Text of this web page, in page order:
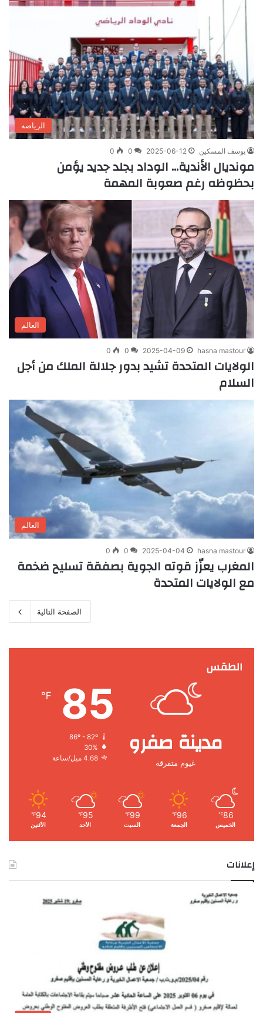
الرياضه
يوسف المسكين 2025-06-12
0
0
مونديال الأندية… الوداد بجلد جديد يؤمن
بحظوظه رغم صعوبة المهمة
العالم
hasna mastour
2025-04-09
0
0
الولايات المتحدة تشيد بدور جلالة الملك من أجل
السلام
العالم
hasna mastour
2025-04-04
0
0
المغرب يعزّز قوته الجوية بصفقة تسليح ضخمة
مع الولايات المتحدة
الصفحة التالية
الطقس
مدينة صفرو
غيوم متفرقة
85
℉
86º - 82º
30%
4.68 ميل/ساعة
86
℉
الخميس
96
℉
الجمعة
99
℉
السبت
95
℉
الأحد
94
℉
الأثنين
إعلانات